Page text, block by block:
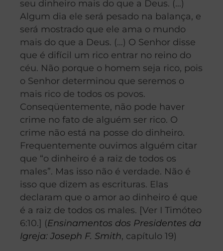
seu dinheiro mais do que a Deus. (…)
Algum dia ele será pesado na balança, e
será mostrado que ele ama o mundo
mais do que a Deus. (…) O Senhor disse
que é difícil um rico entrar no reino do
céu. Não porque o homem seja rico, pois
o Senhor determinou que seremos o
mais rico de todos os povos.
Conseqüentemente, não pode haver
crime no fato de alguém ser rico. O
crime não está na posse do dinheiro.
Frequentemente ouvimos alguém citar
que “o dinheiro é a raiz de todos os
males”. Mas isso não é verdade. Não é
isso que dizem as escrituras. Elas
declaram que o amor ao dinheiro é que
é a raiz de todos os males. [Ver I Timóteo
6:10.] (Ensinamentos dos Presidentes da
Igreja: Joseph F. Smith, capítulo 19)